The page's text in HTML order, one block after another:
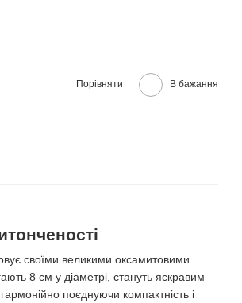
Порівняти В бажання
своїми великими оксамитовими
8 см у діаметрі, стануть яскравим
поєднуючи компактність і